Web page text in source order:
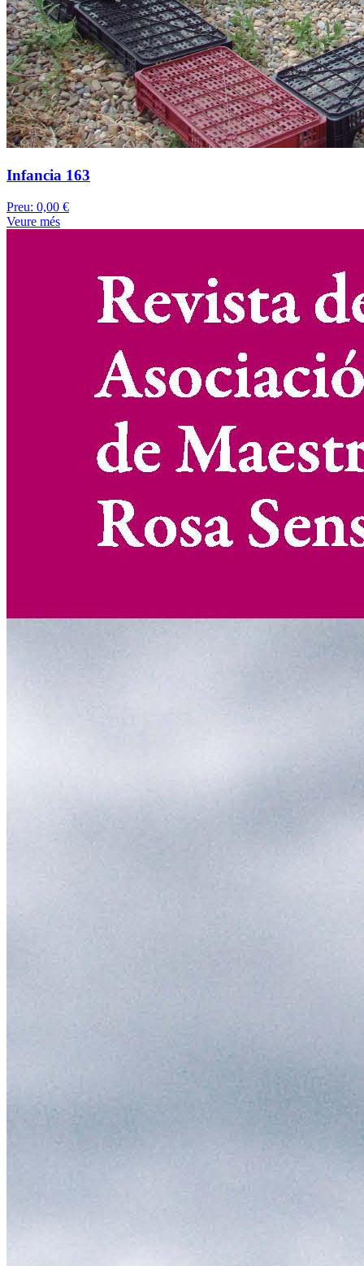
Infancia 163
Preu: 0,00 €
Veure més